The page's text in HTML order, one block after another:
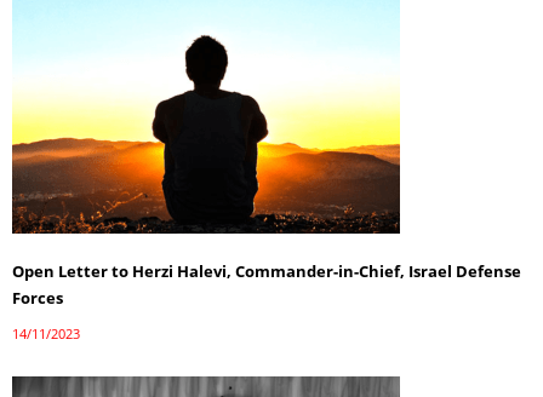
Open Letter to Herzi Halevi, Commander-in-Chief, Israel Defense
Forces
14/11/2023